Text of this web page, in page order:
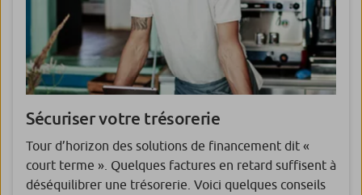
Sécuriservotre trésorerie
Tour d’horizon des solutions de financement dit «
court terme ». Quelques factures en retard suffisent à
déséquilibrer une trésorerie. Voici quelques conseils